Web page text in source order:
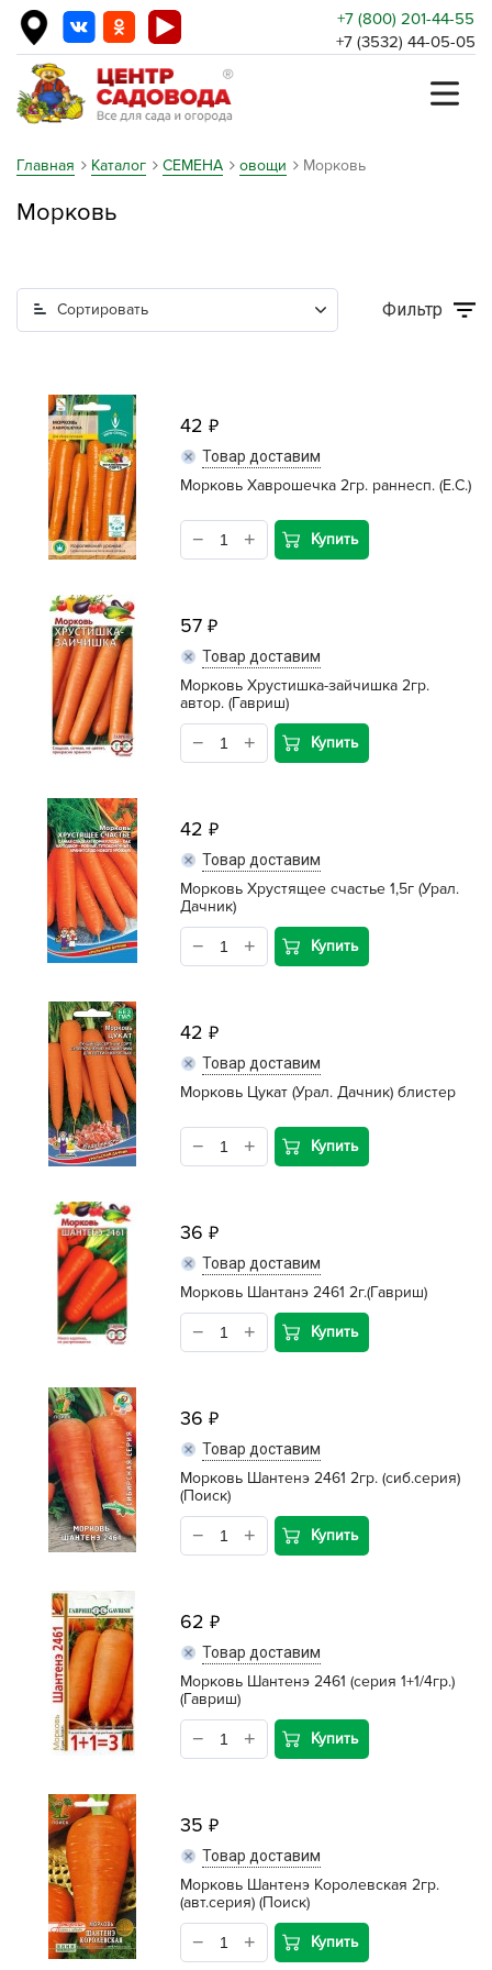
+7 (800) 201-44-55
+7 (3532) 44-05-05
Главная Каталог СЕМЕНА овощи Морковь
Морковь
Сортировать Фильтр
42
Товар доставим
Морковь Хаврошечка 2гр. раннесп. (Е.С.)
Купить
57
Товар доставим
Морковь Хрустишка-зайчишка 2гр.
автор. (Гавриш)
Купить
42
Товар доставим
Морковь Хрустящее счастье 1,5г (Урал.
Дачник)
Купить
42
Товар доставим
Морковь Цукат (Урал. Дачник) блистер
Купить
36
Товар доставим
Морковь Шантанэ 2461 2г.(Гавриш)
Купить
36
Товар доставим
Морковь Шантенэ 2461 2гр. (сиб.серия)
(Поиск)
Купить
62
Товар доставим
Морковь Шантенэ 2461 (серия 1+1/4гр.)
(Гавриш)
Купить
35
Товар доставим
Морковь Шантенэ Королевская 2гр.
(авт.серия) (Поиск)
Купить